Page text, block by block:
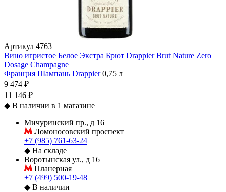
Артикул 4763
Вино игристое Белое Экстра Брют Drappier Brut Nature Zero
Dosage Champagne
Франция Шампань Drappier0,75 л
9 474 ₽
11 146 ₽
◆ В наличии в 1 магазине
Мичуринский пр., д 16
Ломоносовский проспект
+7 (985) 761-63-24
◆ На складе
Воротынская ул., д 16
Планерная
+7 (499) 500-19-48
◆ В наличии